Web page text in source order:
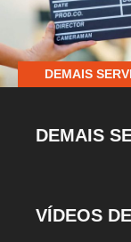
DEMAIS
DEMAIS
VÍDEOS